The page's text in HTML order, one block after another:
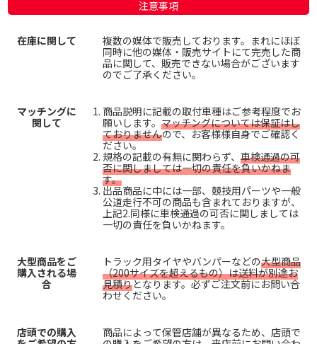
注意事項
在庫に関して
複数の媒体で販売しております。まれにほぼ
同時に他の媒体・販売サイトにて完売した商
品に関して、販売できない場合がございます
のでご了承ください。
マッチングに
関して
商品説明に記載の取付車種はご参考程度でお
願いします。 マッチングについては保証はし
ておりませんので、お客様様自身でご確認く
ださい。
規格の記載の有無に関わらず、 車検通過の可
否に関しましては一切の責任を負いかねま
す。
出品商品に中には一部、競技用パーツや一般
公道走行不可の商品も含まれておりますが、
上記2.同様に車検通過の可否に関しましては
一切の責任を負いかねます。
大型商品をご
購入される場
合
トラック用タイヤやバンパーなどの大型商品
（200サイズを超えるもの）は送料が別途お
見積りとなります。必ずご注文前にお問い合
わせください。
店頭での購入
商品によって保管店舗が異なるため、店頭で